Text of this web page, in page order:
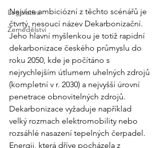
Legislativa
Zemědělství
Nejvíce ambiciózní z těchto scénářů je
čtvrtý, nesoucí název Dekarbonizační.
Jeho hlavní myšlenkou je totiž rapidní
dekarbonizace českého průmyslu do
roku 2050, kde je počítáno s
nejrychlejším útlumem uhelných zdrojů
(kompletní v r. 2030) a nejvyšší úrovní
penetrace obnovitelných zdrojů.
Dekarbonizace vyžaduje například
velký rozmach elektromobility nebo
rozsáhlé nasazení tepelných čerpadel.
Energii, která dříve pocházela z